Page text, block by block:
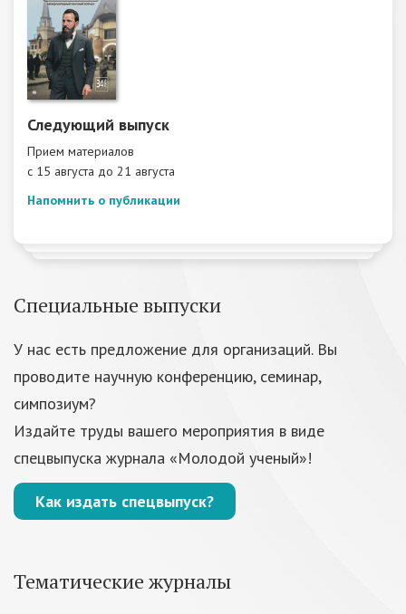
Следующий выпуск
Прием материалов
c 15 августа до 21 августа
Напомнить о публикации
Специальные выпуски
У нас есть предложение для организаций. Вы
проводите научную конференцию, семинар,
симпозиум?
Издайте труды вашего мероприятия в виде
спецвыпуска журнала «Молодой ученый»!
Как издать спецвыпуск?
Тематические журналы